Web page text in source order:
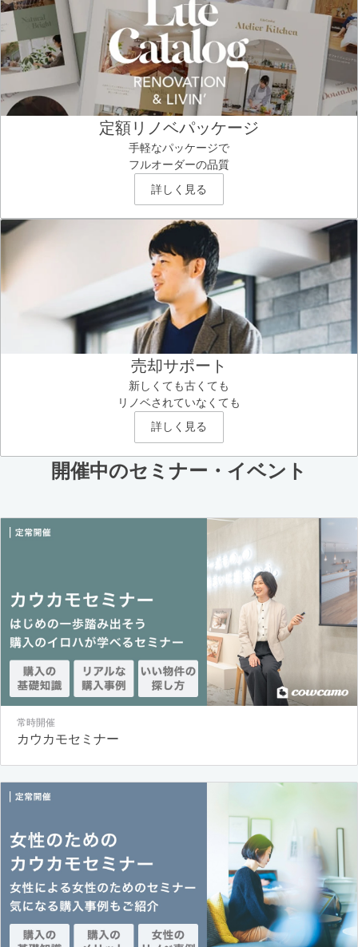
定額リノベパッケージ
手軽なパッケージで
フルオーダーの品質
詳しく見る
売却サポート
新しくても古くても
リノベされていなくても
詳しく見る
開催中のセミナー・イベント
常時開催
カウカモセミナー